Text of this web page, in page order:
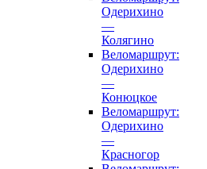
Одерихино
—
Колягино
Веломаршрут:
Одерихино
—
Конюцкое
Веломаршрут:
Одерихино
—
Красногор